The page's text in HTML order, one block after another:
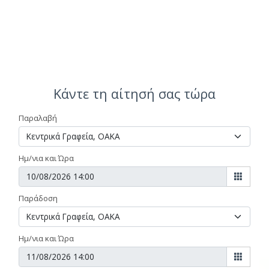
Κάντε τη αίτησή σας τώρα
Παραλαβή
Ημ/νια και Ώρα
Παράδοση
Ημ/νια και Ώρα